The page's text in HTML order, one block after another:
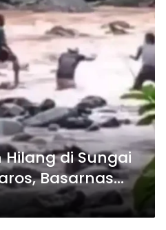
di Sungai
Basarnas
Tim SAR